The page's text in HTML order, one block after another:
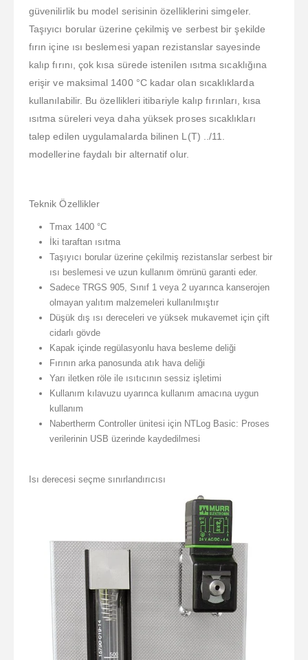
güvenilirlik bu model serisinin özelliklerini simgeler.
Taşıyıcı borular üzerine çekilmiş ve serbest bir şekilde
fırın içine ısı beslemesi yapan rezistanslar sayesinde
kalıp fırını, çok kısa sürede istenilen ısıtma sıcaklığına
erişir ve maksimal 1400 °C kadar olan sıcaklıklarda
kullanılabilir. Bu özellikleri itibariyle kalıp fırınları, kısa
ısıtma süreleri veya daha yüksek proses sıcaklıkları
talep edilen uygulamalarda bilinen L(T) ../11.
modellerine faydalı bir alternatif olur.
Teknik Özellikler
Tmax 1400 °C
İki taraftan ısıtma
Taşıyıcı borular üzerine çekilmiş rezistanslar serbest bir
ısı beslemesi ve uzun kullanım ömrünü garanti eder.
Sadece TRGS 905, Sınıf 1 veya 2 uyarınca kanserojen
olmayan yalıtım malzemeleri kullanılmıştır
Düşük dış ısı dereceleri ve yüksek mukavemet için çift
cidarlı gövde
Kapak içinde regülasyonlu hava besleme deliği
Fırının arka panosunda atık hava deliği
Yarı iletken röle ile ısıtıcının sessiz işletimi
Kullanım kılavuzu uyarınca kullanım amacına uygun
kullanım
Nabertherm Controller ünitesi için NTLog Basic: Proses
verilerinin USB üzerinde kaydedilmesi
Isı derecesi seçme sınırlandırıcısı